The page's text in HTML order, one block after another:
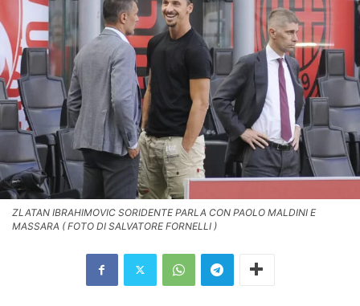
ZLATAN IBRAHIMOVIC SORIDENTE PARLA CON PAOLO MALDINI E
MASSARA ( FOTO DI SALVATORE FORNELLI )